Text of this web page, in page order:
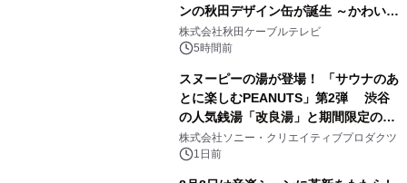
ンの秋田デザイン缶が誕生 ～かわいい
秋田犬の子犬と秋田の四季と名所を巡
るパッケージ～ 9月1日(火)秋田県内で
株式会社秋田ケーブルテレビ
5時間前
スヌーピーの湯が登場！ 「サウナのあ
とに楽しむPEANUTS」第2弾 渋谷
の人気銭湯「改良湯」と期間限定のコ
ラボレーション サウナイキタイコラ
ボグッズも発売決定！
株式会社ソニー・クリエイティブプロダクツ
1日前